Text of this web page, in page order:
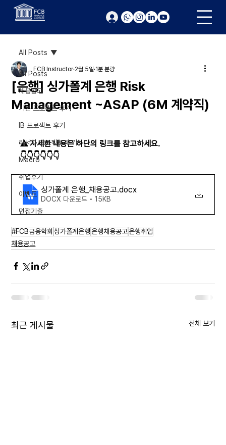
로그인
All Posts
채용공고
기본 프로젝트 후기
IB 프로젝트 후기
리서치 프로젝트 후기
Macro
취업후기
이벤트
면접기출
All Posts
[은행] 싱가폴계 은행 Risk
Management ~ASAP (6M 계약직)
FCB Instructor 2월 5일 1분 분량
⚠️ 자세한 내용은 하단의 링크를 참고하세요.
👇👇👇👇👇👇
싱가폴계 은행_채용공고.docx
DOCX 다운로드 • 15KB
#FCB금융학회 싱가폴계은행 은행채용공고은행취업
채용공고
최근 게시물 전체 보기